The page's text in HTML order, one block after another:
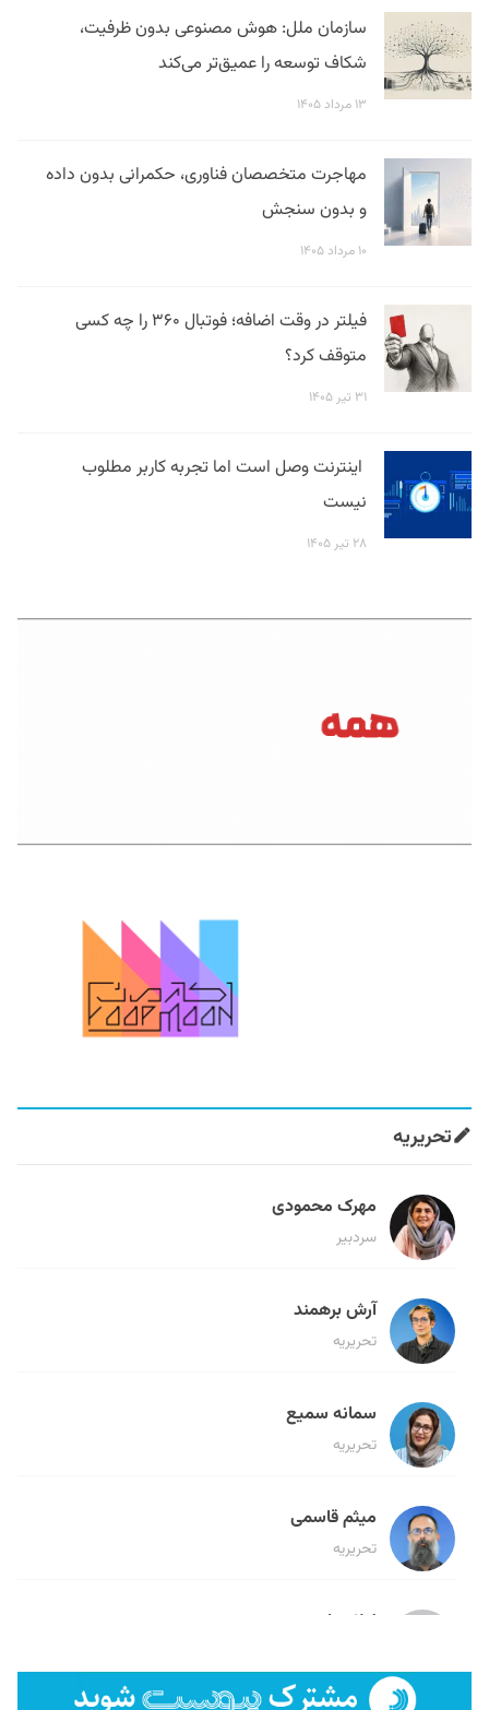
سازمان ملل: هوش مصنوعی بدون ظرفیت،
شکاف توسعه را عمیق‌تر می‌کند
۱۳ مرداد ۱۴۰۵
مهاجرت متخصصان فناوری، حکمرانی بدون داده
و بدون سنجش
۱۰ مرداد ۱۴۰۵
فیلتر در وقت اضافه؛ فوتبال ۳۶۰ را چه کسی
متوقف کرد؟
۳۱ تیر ۱۴۰۵
اینترنت وصل است اما تجربه کاربر مطلوب
نیست
۲۸ تیر ۱۴۰۵
تحریریه
مهرک محمودی
سردبیر
آرش برهمند
تحریریه
سمانه سمیع
تحریریه
میثم قاسمی
تحریریه
لیلا حنارود